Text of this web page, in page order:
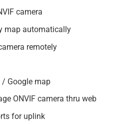
camera
map automatically
remotely
Google map
ONVIF camera thru web
for uplink